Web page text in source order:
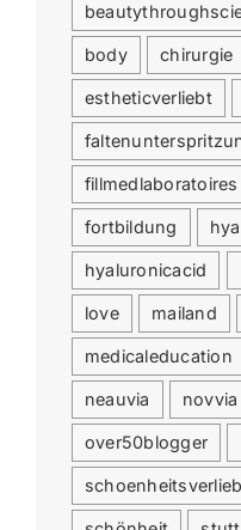
body chirurgie
estheticverliebt
fillmedlaboratoires
fortbildung
hyaluronicacid
love mailand
medicaleducation
neauvia novvia
over50blogger